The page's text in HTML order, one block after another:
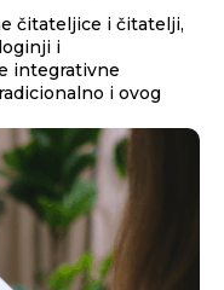
čitateljice i čitatelji,
i
integrativne
i ovog